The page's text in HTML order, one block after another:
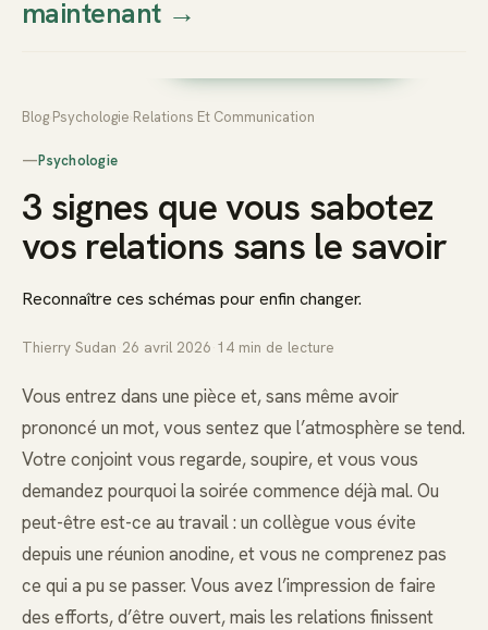
Thierry
Prendre rendez-vous dès
maintenant→
Blog Psychologie Relations Et Communication
—Psychologie
3 signes que vous sabotez
vos relations sans le savoir
Reconnaître ces schémas pour enfin changer.
Thierry Sudan 26 avril 2026 14 min de lecture
Vous entrez dans une pièce et, sans même avoir
prononcé un mot, vous sentez que l’atmosphère se tend.
Votre conjoint vous regarde, soupire, et vous vous
demandez pourquoi la soirée commence déjà mal. Ou
peut-être est-ce au travail : un collègue vous évite
depuis une réunion anodine, et vous ne comprenez pas
ce qui a pu se passer. Vous avez l’impression de faire
des efforts, d’être ouvert, mais les relations finissent